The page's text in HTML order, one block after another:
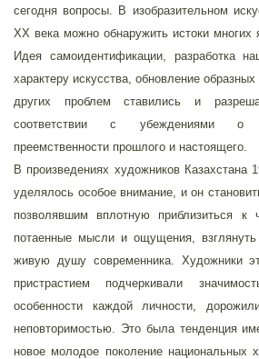
сегодня вопросы. В изобразительном
ХХ века можно обнаружить истоки многих
Идея самоидентификации, разработка
характеру искусства, обновление
других проблем ставились и
соответствии с убеждениями о
преемственности прошлого и настоящего.
В произведениях художников Казахстана
уделялось особое внимание, и он
позволявшим вплотную приблизиться к
потаенные мысли и ощущения,
живую душу современника. Художники
пристрастием подчеркивали
особенности каждой личности,
неповторимостью. Это была тенденция
новое молодое поколение национальных